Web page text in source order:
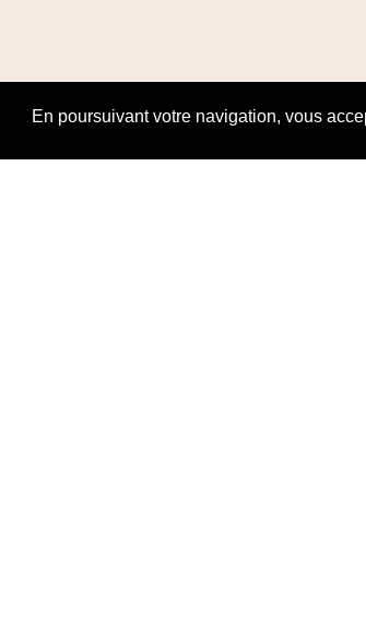
Besoin d'un conseil
En poursuivant votre navigation, vous